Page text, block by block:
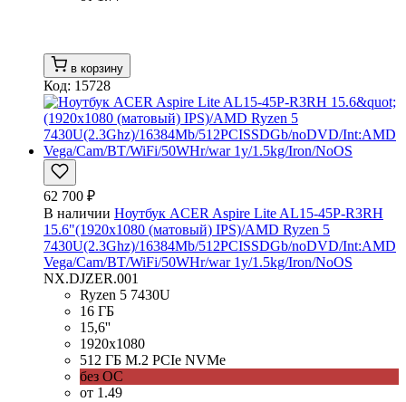
в корзину
Код: 15728
62 700 ₽
В наличии Ноутбук ACER Aspire Lite AL15-45P-R3RH
15.6"(1920x1080 (матовый) IPS)/AMD Ryzen 5
7430U(2.3Ghz)/16384Mb/512PCISSDGb/noDVD/Int:AMD
Vega/Cam/BT/WiFi/50WHr/war 1y/1.5kg/Iron/NoOS
NX.DJZER.001
Ryzen 5 7430U
16 ГБ
15,6''
1920x1080
512 ГБ M.2 PCIe NVMe
без ОС
от 1.49